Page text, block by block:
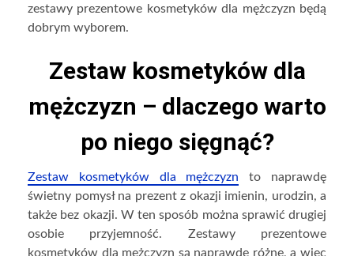
zestawy prezentowe kosmetyków dla mężczyzn będą
dobrym wyborem.
Zestaw kosmetyków dla
mężczyzn – dlaczego warto
po niego sięgnąć?
Zestaw kosmetyków dla mężczyzn to naprawdę
świetny pomysł na prezent z okazji imienin, urodzin, a
także bez okazji. W ten sposób można sprawić drugiej
osobie przyjemność. Zestawy prezentowe
kosmetyków dla mężczyzn są naprawdę różne, a więc